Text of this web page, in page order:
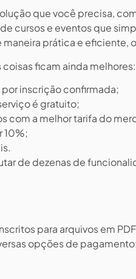
que você precisa,
cursos e eventos que
prática e eficiente,
ficam ainda melhores:
inscrição confirmada;
é gratuito;
com a melhor tarifa do
10%;
de dezenas de
para arquivos em
opções de